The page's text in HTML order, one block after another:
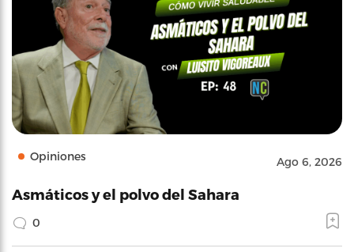
Opiniones Ago 6, 2026
Asmáticos y el polvo del Sahara
0